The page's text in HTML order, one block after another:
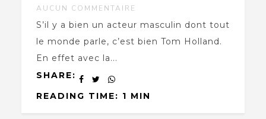
AUCUN COMMENTAIRE
S’il y a bien un acteur masculin dont tout
le monde parle, c’est bien Tom Holland.
En effet avec la...
SHARE:
READING TIME: 1 MIN